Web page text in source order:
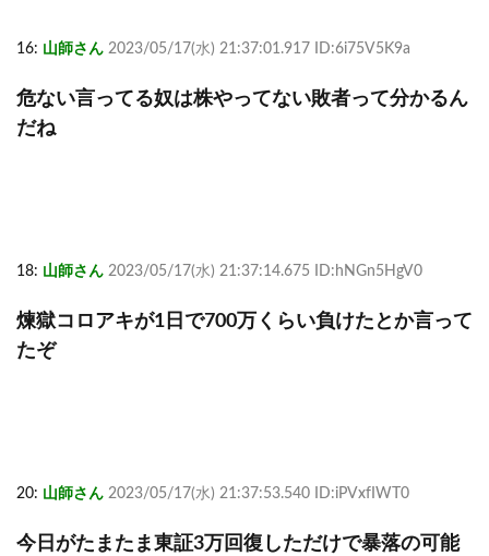
16: 山師さん 2023/05/17(水) 21:37:01.917 ID:6i75V5K9a
危ない言ってる奴は株やってない敗者って分かるん
だね
18: 山師さん 2023/05/17(水) 21:37:14.675 ID:hNGn5HgV0
煉獄コロアキが1日で700万くらい負けたとか言って
たぞ
20: 山師さん 2023/05/17(水) 21:37:53.540 ID:iPVxfIWT0
今日がたまたま東証3万回復しただけで暴落の可能